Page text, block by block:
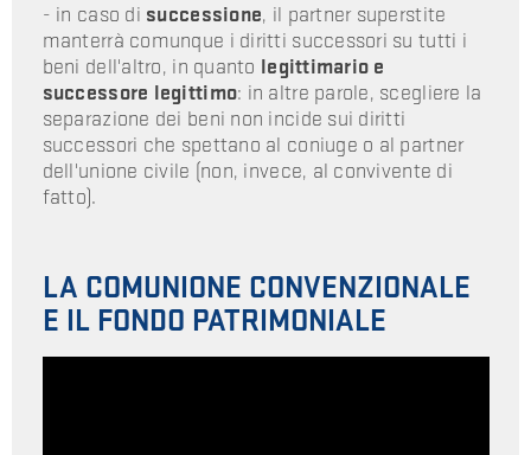
- in caso di successione, il partner superstite
manterrà comunque i diritti successori su tutti i
beni dell'altro, in quanto legittimario e
successore legittimo: in altre parole, scegliere la
separazione dei beni non incide sui diritti
successori che spettano al coniuge o al partner
dell'unione civile (non, invece, al convivente di
fatto).
LA COMUNIONE CONVENZIONALE
E IL FONDO PATRIMONIALE